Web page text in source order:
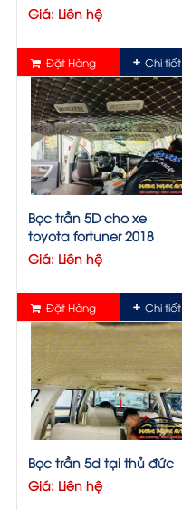
Giá: Liên hệ
Đặt Hàng Chi tiết
Bọc trần 5D cho xe
toyota fortuner 2018
Giá: Liên hệ
Đặt Hàng Chi tiết
Bọc trần 5d tại thủ đức
Giá: Liên hệ